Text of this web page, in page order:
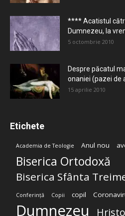
**** Acatistul
Dumnezeu, la
5 octombrie 2010
Despre păcatul
onaniei (pazei de
15 aprilie 2010
Etichete
Academia de Teologie Anul nou
Biserica Ortodoxă
Biserica Sfânta
Conferință Copii copil
Dumnezeu